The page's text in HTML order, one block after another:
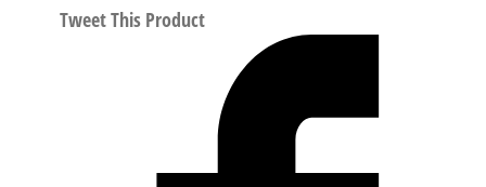
60947-
Tweet This Product